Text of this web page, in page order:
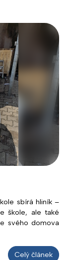
sbírá hliník –
škole, ale také
svého domova
Celý článek